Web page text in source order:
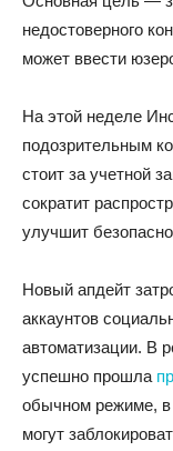
недостоверного
может ввести
На этой неделе
подозрительным
стоит за учетной
сократит
улучшит
Новый апдейт
аккаунтов
автоматизации. В
успешно прошла
обычном режиме, в
могут